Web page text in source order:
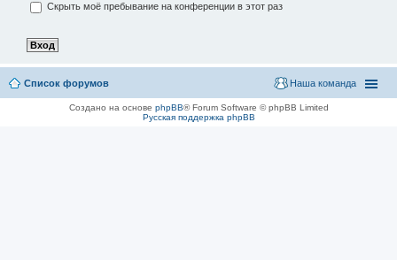
Скрыть моё пребывание на конференции в этот раз
Список форумов Наша команда
Создано на основе phpBB® Forum Software © phpBB Limited
Русская поддержка phpBB